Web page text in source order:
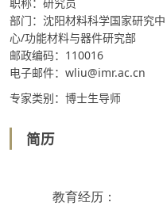
部门：沈阳材料科学国家研究中
心/功能材料与器件研究部
邮政编码：110016
电子邮件：wliu@imr.ac.cn
专家类别：博士生导师
简历
教育经历：